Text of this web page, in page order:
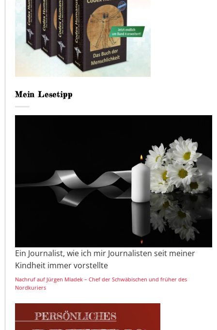
Mein Lesetipp
Ein Journalist, wie ich mir Journalisten seit meiner
Kindheit immer vorstellte
Nachruf auf Jürgen Mladek – Chef der Schwäbischen und früher des
Nordkuriers